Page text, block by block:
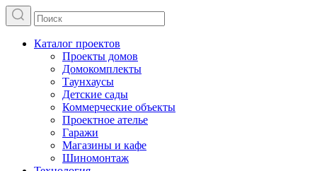
Каталог проектов
Проекты домов
Домокомплекты
Таунхаусы
Детские сады
Коммерческие объекты
Проектное ателье
Гаражи
Магазины и кафе
Шиномонтаж